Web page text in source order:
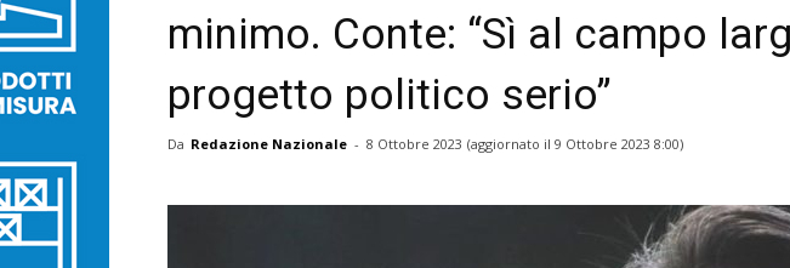
minimo. Conte: “Sì al campo
progetto politico serio”
Da Redazione Nazionale - 8 Ottobre 2023 (aggiornato il 9 Ottobre 2023 8:00)